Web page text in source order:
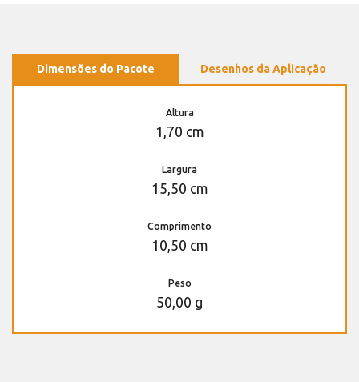
Dimensões do Pacote Desenhos da Aplicação
Altura
1,70 cm
Largura
15,50 cm
Comprimento
10,50 cm
Peso
50,00 g